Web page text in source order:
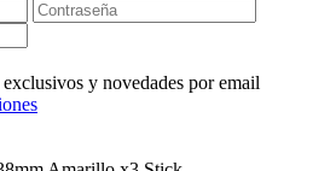
y novedades por email